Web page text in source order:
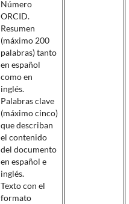
Número
ORCID.
Resumen
(máximo 200
palabras) tanto
en español
como en
inglés.
Palabras clave
(máximo cinco)
que describan
el contenido
del documento
en español e
inglés.
Texto con el
formato